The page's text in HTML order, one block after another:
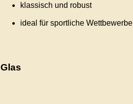
klassisch und robust
ideal für sportliche Wettbewerbe
Glas